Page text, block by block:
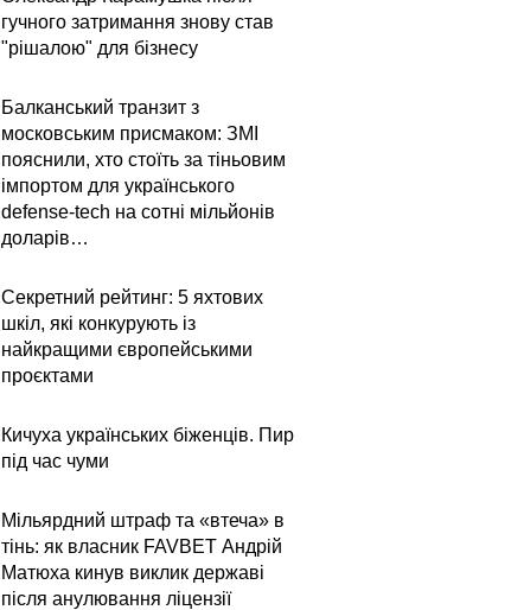
гучного затримання знову став
"рішалою" для бізнесу
Балканський транзит з
московським присмаком: ЗМІ
пояснили, хто стоїть за тіньовим
імпортом для українського
defense-tech на сотні мільйонів
доларів…
Секретний рейтинг: 5 яхтових
шкіл, які конкурують із
найкращими європейськими
проєктами
Кичуха українських біженців. Пир
під час чуми
Мільярдний штраф та «втеча» в
тінь: як власник FAVBET Андрій
Матюха кинув виклик державі
після анулювання ліцензії